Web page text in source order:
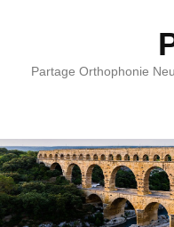
Partage Orthophonie